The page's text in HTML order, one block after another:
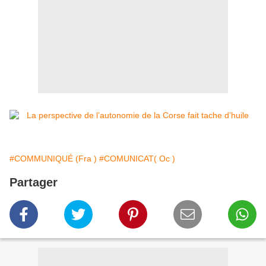
#COMMUNIQUÉ (Fra ) #COMUNICAT( Oc )
Partager